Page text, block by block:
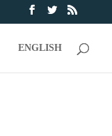
ENGLISH